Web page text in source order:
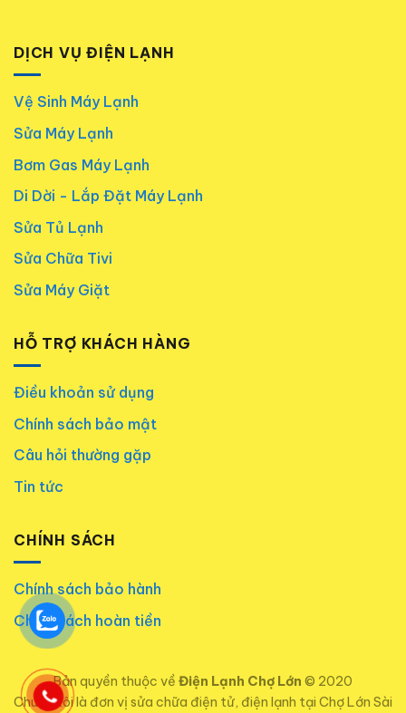
DỊCH VỤ ĐIỆN LẠNH
Vệ Sinh Máy Lạnh
Sửa Máy Lạnh
Bơm Gas Máy Lạnh
Di Dời - Lắp Đặt Máy Lạnh
Sửa Tủ Lạnh
Sửa Chữa Tivi
Sửa Máy Giặt
HỖ TRỢ KHÁCH HÀNG
Điều khoản sử dụng
Chính sách bảo mật
Câu hỏi thường gặp
Tin tức
CHÍNH SÁCH
Chính sách bảo hành
Chính sách hoàn tiền
Bản quyền thuộc về Điện Lạnh Chợ Lớn © 2020
Chúng tôi là đơn vị sửa chữa điện tử, điện lạnh tại Chợ Lớn Sài